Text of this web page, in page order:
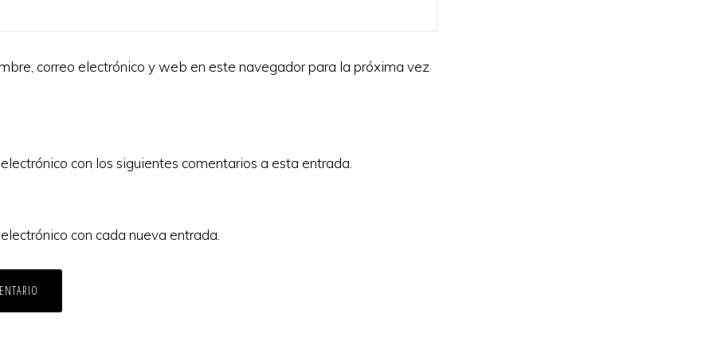
correo electrónico y web en este navegador para la próxima vez
con los siguientes comentarios a esta entrada.
con cada nueva entrada.